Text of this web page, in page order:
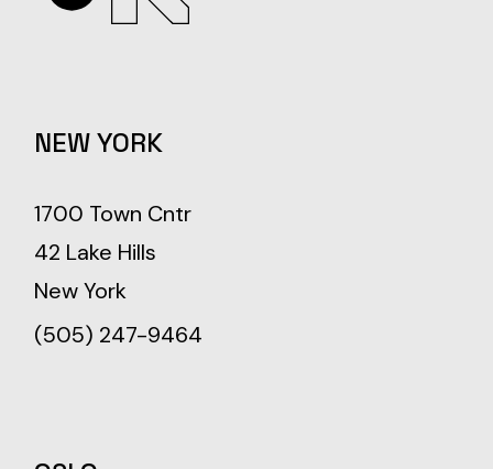
NEW YORK
1700 Town Cntr
42 Lake Hills
New York
(505) 247-9464